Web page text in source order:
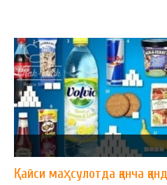
Қайси маҳсулотда қанча